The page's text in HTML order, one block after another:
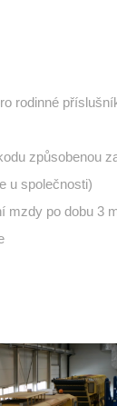
rodinné
způsobenou
u společnosti)
po dobu 3